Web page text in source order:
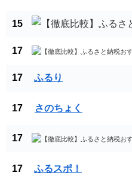
15
17
17 ふるり
17 さのちょく
17
17 ふるスポ！